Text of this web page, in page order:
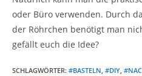
oder Büro verwenden. Durch
der Röhrchen benötigt man
gefällt euch die Idee?
SCHLAGWÖRTER: #BASTELN #DIY